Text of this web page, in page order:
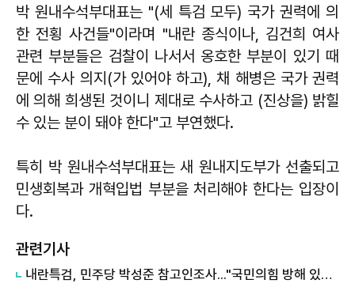
박 원내수석부대표는 "(세 특검 모두) 국가 권력에 의
한 전횡 사건들"이라며 "내란 종식이나, 김건희 여사
관련 부분들은 검찰이 나서서 옹호한 부분이 있기 때
문에 수사 의지(가 있어야 하고), 채 해병은 국가 권력
에 의해 희생된 것이니 제대로 수사하고 (진상을) 밝힐
수 있는 분이 돼야 한다"고 부연했다.
특히 박 원내수석부대표는 새 원내지도부가 선출되고
민생회복과 개혁입법 부분을 처리해야 한다는 입장이
다.
관련기사
내란특검, 민주당 박성준 참고인조사..."국민의힘 방해 있었다고 생각"